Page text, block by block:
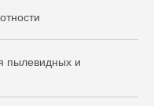
пылевидных и